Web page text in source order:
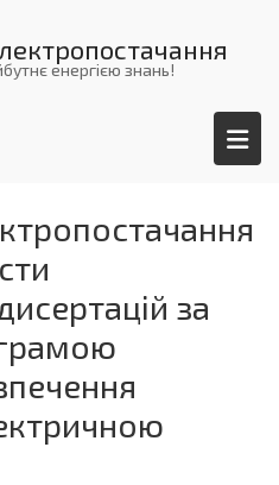
енергією знань!
за